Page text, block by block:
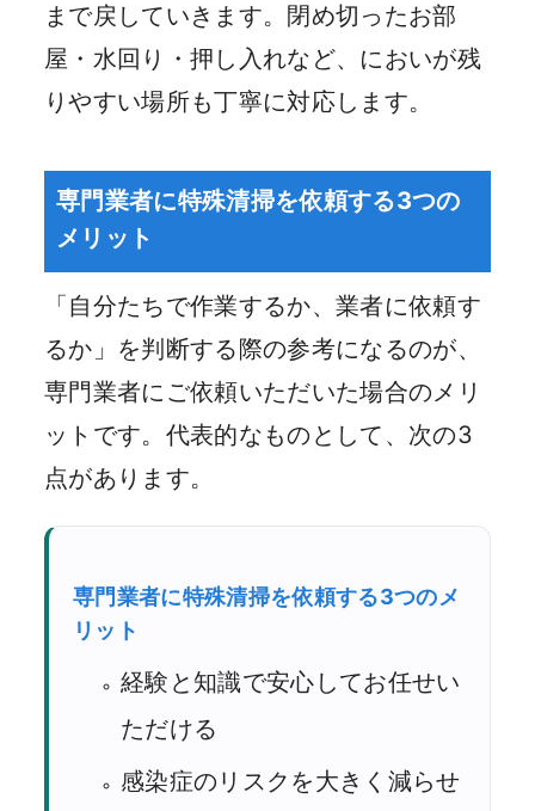
まで戻していきます。閉め切ったお部
屋・水回り・押し入れなど、においが残
りやすい場所も丁寧に対応します。
専門業者に特殊清掃を依頼する3つの
メリット
「自分たちで作業するか、業者に依頼す
るか」を判断する際の参考になるのが、
専門業者にご依頼いただいた場合のメリ
ットです。代表的なものとして、次の3
点があります。
専門業者に特殊清掃を依頼する3つのメ
リット
経験と知識で安心してお任せい
ただける
感染症のリスクを大きく減らせ